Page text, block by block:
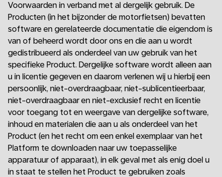
Voorwaarden in verband met al dergelijk gebruik. De
Producten (in het bijzonder de motorfietsen) bevatten
software en gerelateerde documentatie die eigendom is
van of beheerd wordt door ons en die aan u wordt
gedistribueerd als onderdeel van uw gebruik van het
specifieke Product. Dergelijke software wordt alleen aan
u in licentie gegeven en daarom verlenen wij u hierbij een
persoonlijk, niet-overdraagbaar, niet-sublicentieerbaar,
niet-overdraagbaar en niet-exclusief recht en licentie
voor toegang tot en weergave van dergelijke software,
inhoud en materialen die aan u als onderdeel van het
Product (en het recht om een enkel exemplaar van het
Platform te downloaden naar uw toepasselijke
apparatuur of apparaat), in elk geval met als enig doel u
in staat te stellen het Product te gebruiken zoals